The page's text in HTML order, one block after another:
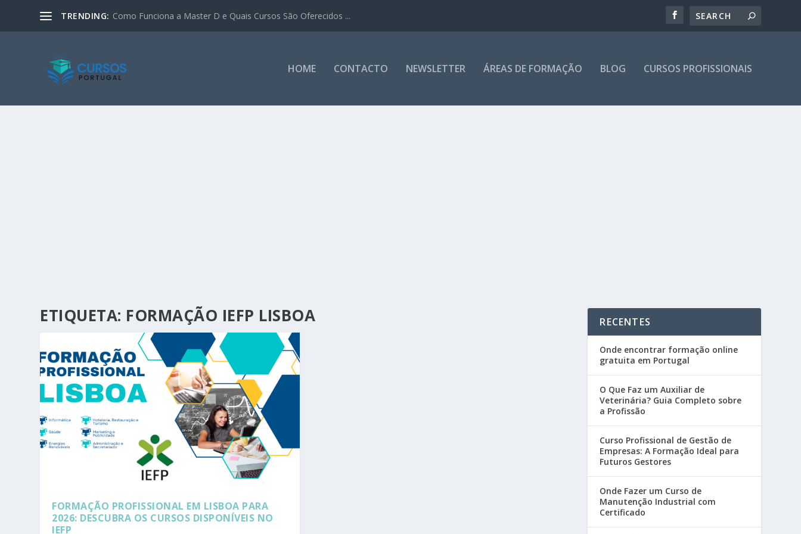
TRENDING: Como Funciona a Master D e Quais Cursos São Oferecidos ...
HOME CONTACTO NEWSLETTER ÁREAS DE FORMAÇÃO BLOG CURSOS PROFISSIONAIS
ETIQUETA: FORMAÇÃO IEFP LISBOA
FORMAÇÃO PROFISSIONAL EM LISBOA PARA
2026: DESCUBRA OS CURSOS DISPONÍVEIS NO
IEFP
RECENTES
Onde encontrar formação online
gratuita em Portugal
O Que Faz um Auxiliar de
Veterinária? Guia Completo sobre
a Profissão
Curso Profissional de Gestão de
Empresas: A Formação Ideal para
Futuros Gestores
Onde Fazer um Curso de
Manutenção Industrial com
Certificado